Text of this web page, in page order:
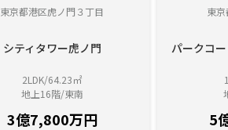
東京都港区虎ノ門３丁目
シティタワー虎ノ門
2LDK/64.23㎡
地上16階/東南
3億7,800万円
東
パークコ
5